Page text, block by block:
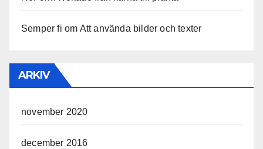
Semper fi om Att använda bilder och texter
ARKIV
november 2020
december 2016